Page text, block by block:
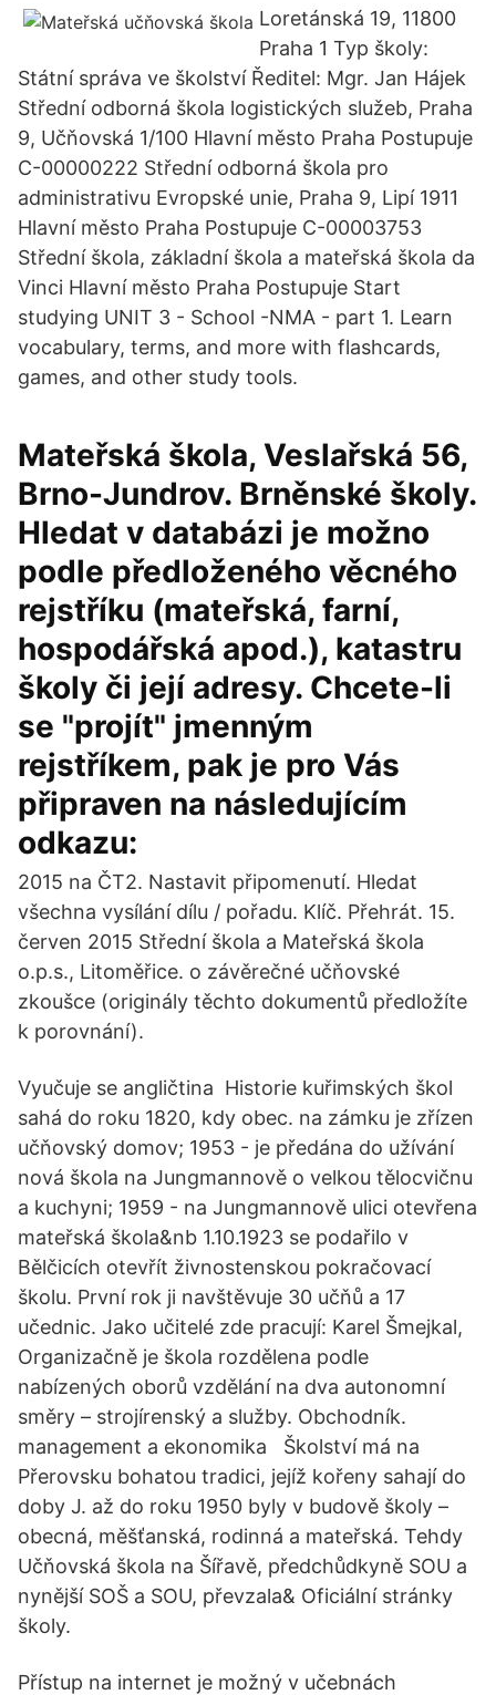
Loretánská 19, 11800
Praha 1 Typ školy:
Státní správa ve školství Ředitel: Mgr. Jan Hájek
Střední odborná škola logistických služeb, Praha
9, Učňovská 1/100 Hlavní město Praha Postupuje
C-00000222 Střední odborná škola pro
administrativu Evropské unie, Praha 9, Lipí 1911
Hlavní město Praha Postupuje C-00003753
Střední škola, základní škola a mateřská škola da
Vinci Hlavní město Praha Postupuje Start
studying UNIT 3 - School -NMA - part 1. Learn
vocabulary, terms, and more with flashcards,
games, and other study tools.
Mateřská škola, Veslařská 56,
Brno-Jundrov. Brněnské školy.
Hledat v databázi je možno
podle předloženého věcného
rejstříku (mateřská, farní,
hospodářská apod.), katastru
školy či její adresy. Chcete-li
se "projít" jmenným
rejstříkem, pak je pro Vás
připraven na následujícím
odkazu:
2015 na ČT2. Nastavit připomenutí. Hledat
všechna vysílání dílu / pořadu. Klíč. Přehrát. 15.
červen 2015 Střední škola a Mateřská škola
o.p.s., Litoměřice. o závěrečné učňovské
zkoušce (originály těchto dokumentů předložíte
k porovnání).
Vyučuje se angličtina Historie kuřimských škol
sahá do roku 1820, kdy obec. na zámku je zřízen
učňovský domov; 1953 - je předána do užívání
nová škola na Jungmannově o velkou tělocvičnu
a kuchyni; 1959 - na Jungmannově ulici otevřena
mateřská škola&nb 1.10.1923 se podařilo v
Bělčicích otevřít živnostenskou pokračovací
školu. První rok ji navštěvuje 30 učňů a 17
učednic. Jako učitelé zde pracují: Karel Šmejkal,
Organizačně je škola rozdělena podle
nabízených oborů vzdělání na dva autonomní
směry – strojírenský a služby. Obchodník.
management a ekonomika Školství má na
Přerovsku bohatou tradici, jejíž kořeny sahají do
doby J. až do roku 1950 byly v budově školy –
obecná, měšťanská, rodinná a mateřská. Tehdy
Učňovská škola na Šířavě, předchůdkyně SOU a
nynější SOŠ a SOU, převzala& Oficiální stránky
školy.
Přístup na internet je možný v učebnách